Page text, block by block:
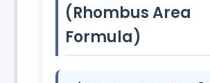
(Rhombus Area
Formula)